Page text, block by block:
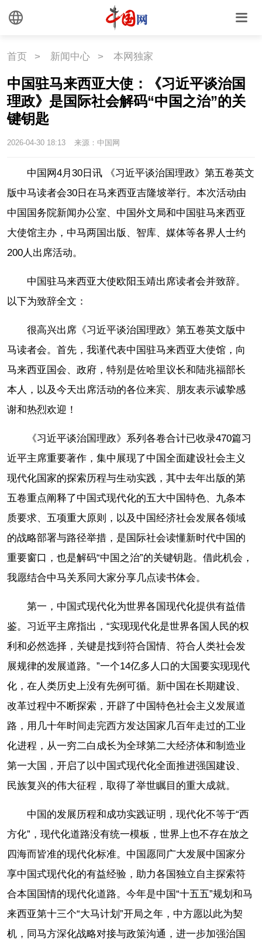
首页 > 新闻中心 > 本网独家
中国驻马来西亚大使：《习近平谈治国
理政》是国际社会解码“中国之治”的关
键钥匙
2026-04-30 18:13 来源：中国网
中国网4月30日讯 《习近平谈治国理政》第五卷英文
版中马读者会30日在马来西亚吉隆坡举行。 本次活动由
中国国务院新闻办公室、中国外文局和中国驻马来西亚
大使馆主办，中马两国出版、智库、媒体等各界人士约
200人出席活动。
中国驻马来西亚大使欧阳玉靖出席读者会并致辞。
以下为致辞全文：
很高兴出席《习近平谈治国理政》第五卷英文版中
马读者会。首先，我谨代表中国驻马来西亚大使馆，向
马来西亚国会、政府，特别是佐哈里议长和陆兆福部长
本人，以及今天出席活动的各位来宾、朋友表示诚挚感
谢和热烈欢迎！
《习近平谈治国理政》系列各卷合计已收录470篇习
近平主席重要著作，集中展现了中国全面建设社会主义
现代化国家的探索历程与生动实践，其中去年出版的第
五卷重点阐释了中国式现代化的五大中国特色、九条本
质要求、五项重大原则，以及中国经济社会发展各领域
的战略部署与路径举措，是国际社会读懂新时代中国的
重要窗口，也是解码“中国之治”的关键钥匙。借此机会，
我愿结合中马关系同大家分享几点读书体会。
第一，中国式现代化为世界各国现代化提供有益借
鉴。习近平主席指出，“实现现代化是世界各国人民的权
利和必然选择，关键是找到符合国情、符合人类社会发
展规律的发展道路。”一个14亿多人口的大国要实现现代
化，在人类历史上没有先例可循。新中国在长期建设、
改革过程中不断探索，开辟了中国特色社会主义发展道
路，用几十年时间走完西方发达国家几百年走过的工业
化进程，从一穷二白成长为全球第二大经济体和制造业
第一大国，开启了以中国式现代化全面推进强国建设、
民族复兴的伟大征程，取得了举世瞩目的重大成就。
中国的发展历程和成功实践证明，现代化不等于“西
方化”，现代化道路没有统一模板，世界上也不存在放之
四海而皆准的现代化标准。中国愿同广大发展中国家分
享中国式现代化的有益经验，助力各国独立自主探索符
合本国国情的现代化道路。今年是中国“十五五”规划和马
来西亚第十三个“大马计划”开局之年，中方愿以此为契
机，同马方深化战略对接与政策沟通，进一步加强治国